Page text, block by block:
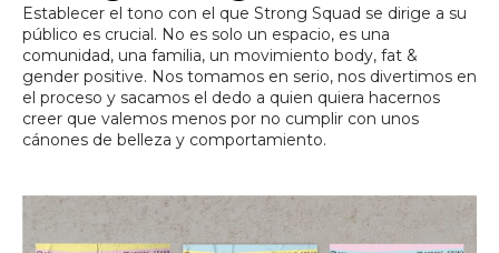
Establecer el tono con el que Strong Squad se dirige a su
público es crucial. No es solo un espacio, es una
comunidad, una familia, un movimiento body, fat &
gender positive. Nos tomamos en serio, nos divertimos en
el proceso y sacamos el dedo a quien quiera hacernos
creer que valemos menos por no cumplir con unos
cánones de belleza y comportamiento.